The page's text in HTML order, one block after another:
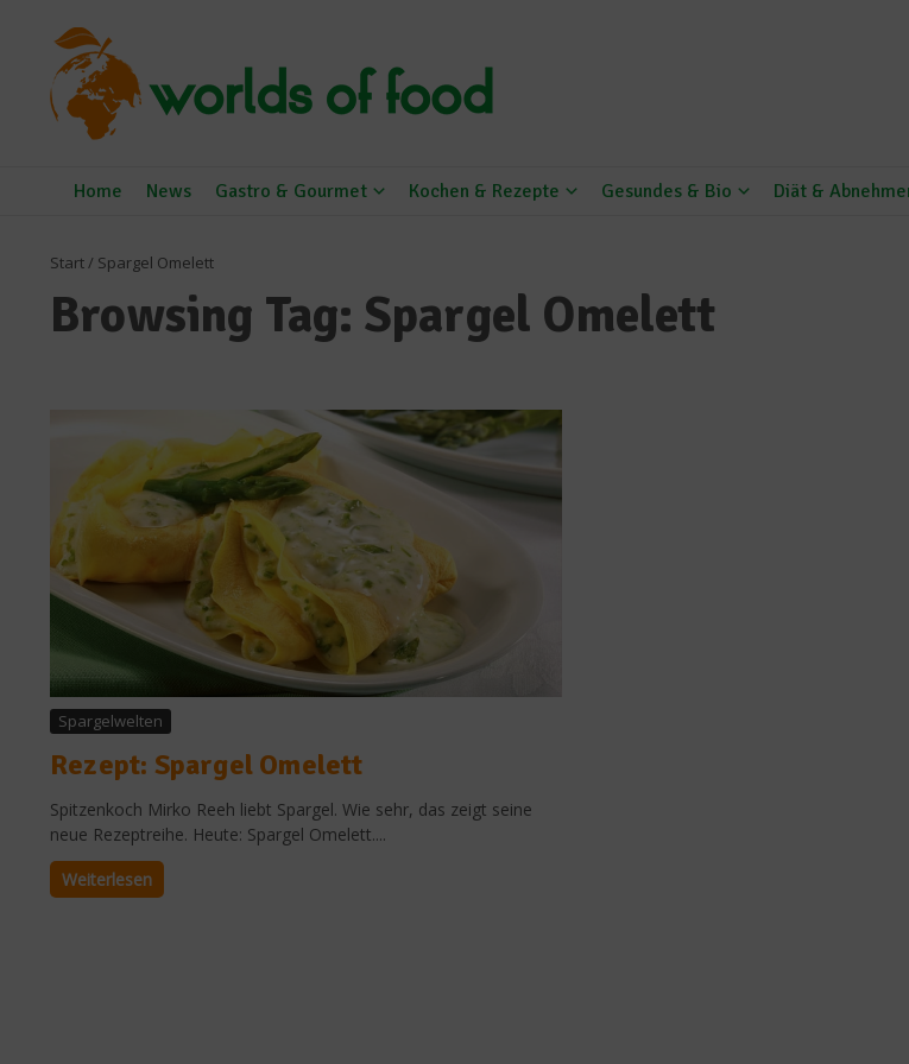
Home News Gastro & Gourmet Kochen & Rezepte Gesundes & Bio Diät &
Start/ Spargel Omelett
Browsing Tag: Spargel Omelett
Spargelwelten
Rezept: Spargel Omelett
Spitzenkoch Mirko Reeh liebt Spargel. Wie sehr, das zeigt seine
neue Rezeptreihe. Heute: Spargel Omelett....
Weiterlesen